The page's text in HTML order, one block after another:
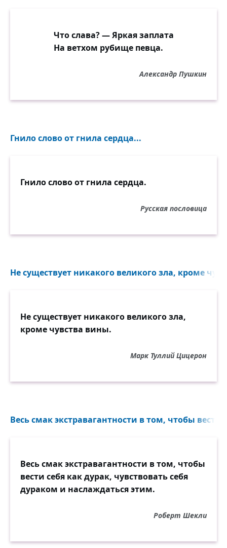
Что слава? — Яркая заплата
На ветхом рубище певца.
Александр Пушкин
Гнило слово от гнила сердца...
Гнило слово от гнила сердца.
Русская пословица
Не существует никакого великого зла, кроме
Не существует никакого великого зла,
кроме чувства вины.
Марк Туллий Цицерон
Весь смак экстравагантности в том, чтобы вести
Весь смак экстравагантности в том, чтобы
вести себя как дурак, чувствовать себя
дураком и наслаждаться этим.
Роберт Шекли